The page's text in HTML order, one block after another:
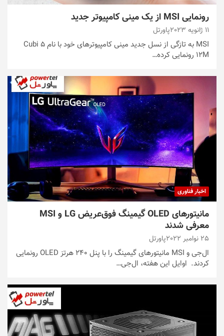
رونمایی MSI از یک مینی کامپیوتر جدید
11 ژانویه 2023 پاورتل
MSI به تازگی از نسل جدید مینی کامپیوترهای خود با نام Cubi 5
12M رونمایی کرده…
اخبار فناوری
مانیتورهای OLED گیمینگ فوق‌عریض LG و MSI
معرفی شدند
25 نوامبر 2022 پاورتل
ال‌جی و MSI مانیتورهای گیمینگ را با پنل ۲۴۰ هرتز OLED رونمایی
کردند. اوایل این هفته، ال‌جی…